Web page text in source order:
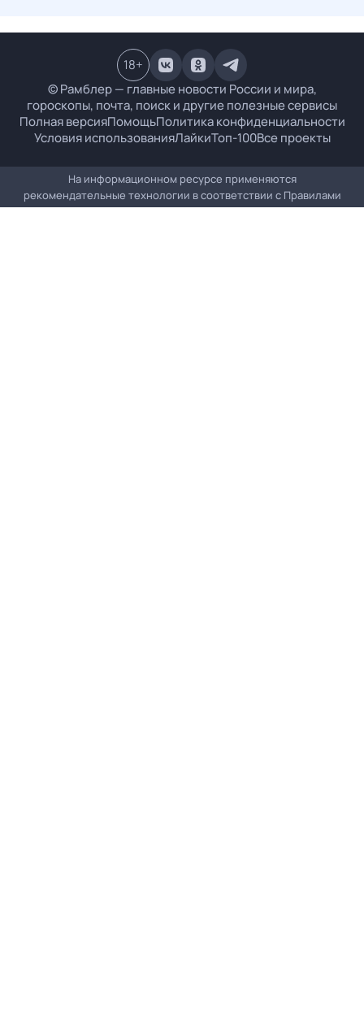
© Рамблер — главные новости России и мира,
гороскопы, почта, поиск и другие полезные сервисы
Полная версияПомощьПолитика конфиденциальности
Условия использованияЛайкиТоп-100Все проекты
18+
На информационном ресурсе применяются
рекомендательные технологии в соответствии с Правилами